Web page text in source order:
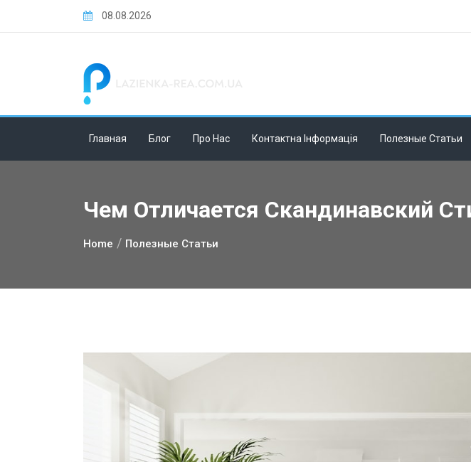
08.08.2026
Главная Блог Про Нас Контактна Інформація Полезные Статьи
Чем Отличается Скандинавский
Home Полезные Статьи